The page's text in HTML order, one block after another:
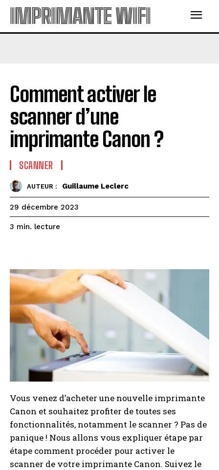
IMPRIMANTE WIFI
Comment activer le
scanner d’une
imprimante Canon ?
SCANNER
AUTEUR : Guillaume Leclerc
29 décembre 2023
3 min. lecture
Vous venez d’acheter une nouvelle imprimante
Canon et souhaitez profiter de toutes ses
fonctionnalités, notamment le scanner ? Pas de
panique ! Nous allons vous expliquer étape par
étape comment procéder pour activer le
scanner de votre imprimante Canon. Suivez le